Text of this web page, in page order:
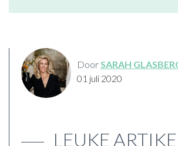
DoorSARAH
01 juli 2020
LEUKE